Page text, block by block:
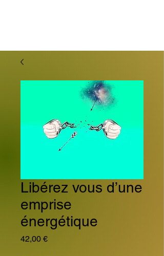
Libérez vous d’une
emprise
énergétique
42,00 €Prix